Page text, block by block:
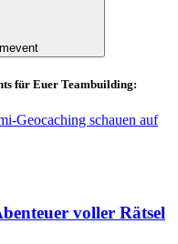
für Euer Teambuilding:
voller Rätsel